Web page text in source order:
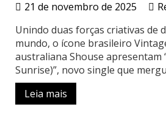
21 de novembro de 2025
Unindo duas forças criativas de
mundo, o ícone brasileiro
australiana Shouse apresentam
Sunrise)”, novo single que
Leia mais